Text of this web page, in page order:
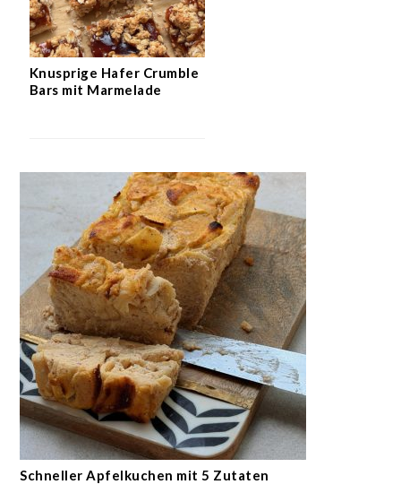
Knusprige Hafer Crumble
Bars mit Marmelade
Schneller Apfelkuchen mit 5 Zutaten